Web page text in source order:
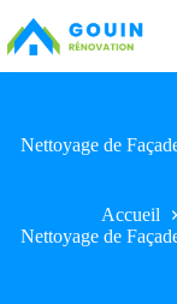
au
contenu
Nettoyage de
Accueil
Nettoyage de